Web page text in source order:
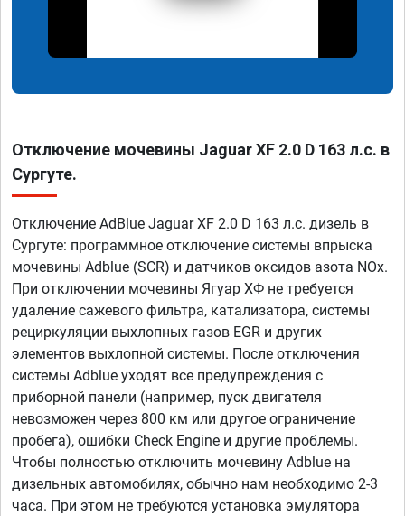
Отключение мочевины Jaguar XF 2.0 D 163 л.с. в
Сургуте.
Отключение AdBlue Jaguar XF 2.0 D 163 л.с. дизель в
Сургуте: программное отключение системы впрыска
мочевины Adblue (SCR) и датчиков оксидов азота NOx.
При отключении мочевины Ягуар ХФ не требуется
удаление сажевого фильтра, катализатора, системы
рециркуляции выхлопных газов EGR и других
элементов выхлопной системы. После отключения
системы Adblue уходят все предупреждения с
приборной панели (например, пуск двигателя
невозможен через 800 км или другое ограничение
пробега), ошибки Check Engine и другие проблемы.
Чтобы полностью отключить мочевину Adblue на
дизельных автомобилях, обычно нам необходимо 2-3
часа. При этом не требуются установка эмулятора